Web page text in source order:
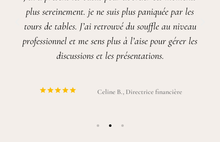
plus sereinement. je ne suis plus paniquée par les
tours de tables. J’ai retrouvé du souffle au niveau
professionnel et me sens plus à l’aise pour gérer les
discussions et les présentations.
Celine B., Directrice financière